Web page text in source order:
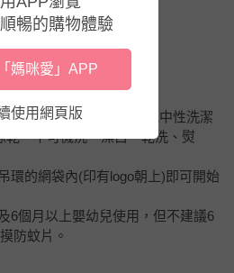
裝
，重量53g
，建議用冷水手洗並搭配中性洗潔
乾。不可機洗、漂白、乾洗、熨
環的網袋內(印有logo朝上)即可開始
6個月以上嬰幼兒使用，但不建議6
防蚊片。
暢的購物體驗
媽咪愛」APP
使用網頁版